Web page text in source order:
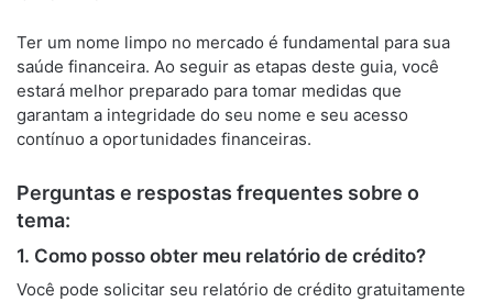
Ter um nome limpo no mercado é fundamental para sua
saúde financeira. Ao seguir as etapas deste guia, você
estará melhor preparado para tomar medidas que
garantam a integridade do seu nome e seu acesso
contínuo a oportunidades financeiras.
Perguntas e respostas frequentes sobre o
tema:
1. Como posso obter meu relatório de crédito?
Você pode solicitar seu relatório de crédito gratuitamente